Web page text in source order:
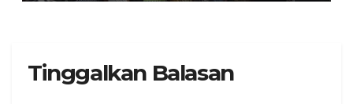
Tinggalkan Balasan